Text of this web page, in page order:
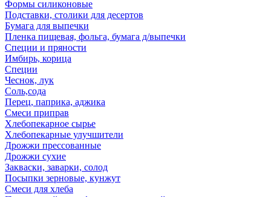
Формы силиконовые
Подставки, столики для десертов
Бумага для выпечки
Пленка пищевая, фольга, бумага д/выпечки
Специи и пряности
Имбирь, корица
Специи
Чеснок, лук
Соль,сода
Перец, паприка, аджика
Смеси приправ
Хлебопекарное сырье
Хлебопекарные улучшители
Дрожжи прессованные
Дрожжи сухие
Закваски, заварки, солод
Посыпки зерновые, кунжут
Смеси для хлеба